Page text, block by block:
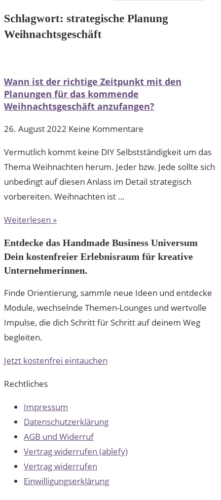
Schlagwort: strategische Planung
Weihnachtsgeschäft
Wann ist der richtige Zeitpunkt mit den
Planungen für das kommende
Weihnachtsgeschäft anzufangen?
26. August 2022 Keine Kommentare
Vermutlich kommt keine DIY Selbstständigkeit um das
Thema Weihnachten herum. Jeder bzw. Jede sollte sich
unbedingt auf diesen Anlass im Detail strategisch
vorbereiten. Weihnachten ist …
Weiterlesen »
Entdecke das Handmade Business Universum
Dein kostenfreier Erlebnisraum für kreative
Unternehmerinnen.
Finde Orientierung, sammle neue Ideen und entdecke
Module, wechselnde Themen-Lounges und wertvolle
Impulse, die dich Schritt für Schritt auf deinem Weg
begleiten.
Jetzt kostenfrei eintauchen
Rechtliches
Impressum
Datenschutzerklärung
AGB und Widerruf
Vertrag widerrufen (ablefy)
Vertrag widerrufen
Einwilligungserklärung